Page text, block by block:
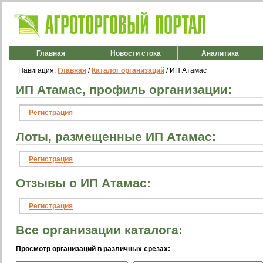
Главная Новости стока Аналитика
Навигация: Главная / Каталог организаций / ИП Атамас
ИП Атамас, профиль организации:
Регистрация
Лоты, размещенные ИП Атамас:
Регистрация
Отзывы о ИП Атамас:
Регистрация
Все организации каталога:
Просмотр организаций в различных срезах: